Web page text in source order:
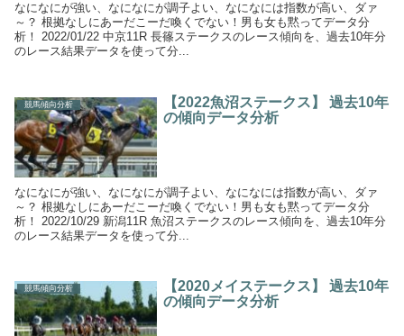
なになにが強い、なになにが調子よい、なになには指数が高い、ダァ
～？ 根拠なしにあーだこーだ喚くでない！男も女も黙ってデータ分
析！ 2022/01/22 中京11R 長篠ステークスのレース傾向を、過去10年分
のレース結果データを使って分...
競馬傾向分析
【2022魚沼ステークス】 過去10年
の傾向データ分析
なになにが強い、なになにが調子よい、なになには指数が高い、ダァ
～？ 根拠なしにあーだこーだ喚くでない！男も女も黙ってデータ分
析！ 2022/10/29 新潟11R 魚沼ステークスのレース傾向を、過去10年分
のレース結果データを使って分...
競馬傾向分析
【2020メイステークス】 過去10年
の傾向データ分析